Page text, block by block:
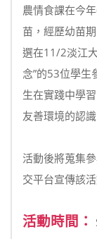
農情食課在今
苗，經歷幼苗
選在11/2淡江
念”的53位學生
生在實踐中學
友善環境的認識
活動後將蒐集
交平台宣傳該
活動時間：